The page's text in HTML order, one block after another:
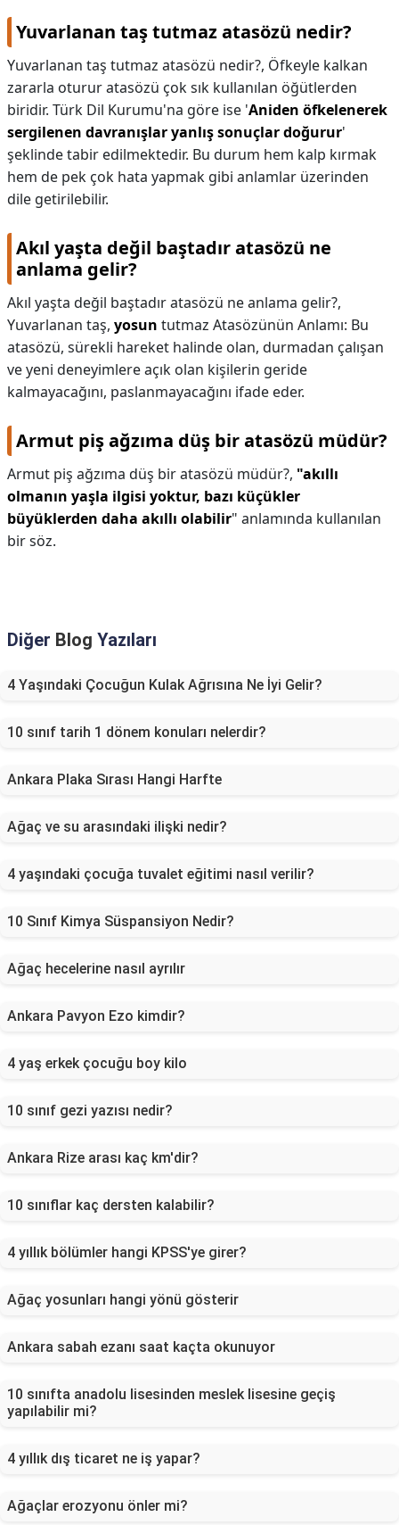
Yuvarlanan taş tutmaz atasözü nedir?
Yuvarlanan taş tutmaz atasözü nedir?, Öfkeyle kalkan
zararla oturur atasözü çok sık kullanılan öğütlerden
biridir. Türk Dil Kurumu'na göre ise 'Aniden öfkelenerek
sergilenen davranışlar yanlış sonuçlar doğurur'
şeklinde tabir edilmektedir. Bu durum hem kalp kırmak
hem de pek çok hata yapmak gibi anlamlar üzerinden
dile getirilebilir.
Akıl yaşta değil baştadır atasözü ne
anlama gelir?
Akıl yaşta değil baştadır atasözü ne anlama gelir?,
Yuvarlanan taş, yosun tutmaz Atasözünün Anlamı: Bu
atasözü, sürekli hareket halinde olan, durmadan çalışan
ve yeni deneyimlere açık olan kişilerin geride
kalmayacağını, paslanmayacağını ifade eder.
Armut piş ağzıma düş bir atasözü müdür?
Armut piş ağzıma düş bir atasözü müdür?, "akıllı
olmanın yaşla ilgisi yoktur, bazı küçükler
büyüklerden daha akıllı olabilir" anlamında kullanılan
bir söz.
Diğer Blog Yazıları
4 Yaşındaki Çocuğun Kulak Ağrısına Ne İyi Gelir?
10 sınıf tarih 1 dönem konuları nelerdir?
Ankara Plaka Sırası Hangi Harfte
Ağaç ve su arasındaki ilişki nedir?
4 yaşındaki çocuğa tuvalet eğitimi nasıl verilir?
10 Sınıf Kimya Süspansiyon Nedir?
Ağaç hecelerine nasıl ayrılır
Ankara Pavyon Ezo kimdir?
4 yaş erkek çocuğu boy kilo
10 sınıf gezi yazısı nedir?
Ankara Rize arası kaç km'dir?
10 sınıflar kaç dersten kalabilir?
4 yıllık bölümler hangi KPSS'ye girer?
Ağaç yosunları hangi yönü gösterir
Ankara sabah ezanı saat kaçta okunuyor
10 sınıfta anadolu lisesinden meslek lisesine geçiş
yapılabilir mi?
4 yıllık dış ticaret ne iş yapar?
Ağaçlar erozyonu önler mi?